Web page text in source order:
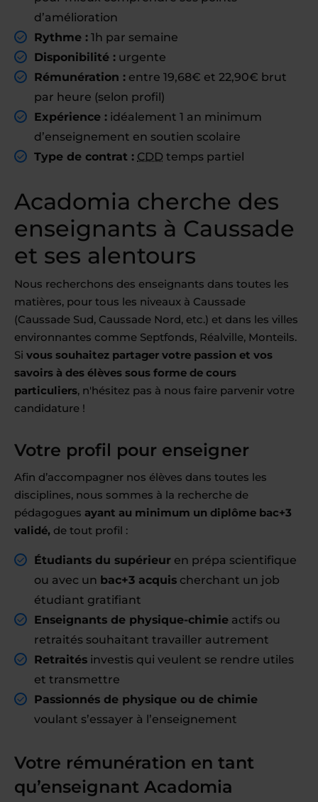
d’amélioration
Rythme : 1h par semaine
Disponibilité : urgente
Rémunération : entre 19,68€ et 22,90€ brut
par heure (selon profil)
Expérience : idéalement 1 an minimum
d’enseignement en soutien scolaire
Type de contrat : CDD temps partiel
Acadomia cherche des
enseignants à Caussade
et ses alentours
Nous recherchons des enseignants dans toutes les
matières, pour tous les niveaux à Caussade
(Caussade Sud, Caussade Nord, etc.) et dans les villes
environnantes comme Septfonds, Réalville, Monteils.
Si vous souhaitez partager votre passion et vos
savoirs à des élèves sous forme de cours
particuliers, n'hésitez pas à nous faire parvenir votre
candidature !
Votre profil pour enseigner
Afin d’accompagner nos élèves dans toutes les
disciplines, nous sommes à la recherche de
pédagogues ayant au minimum un diplôme bac+3
validé, de tout profil :
Étudiants du supérieur en prépa scientifique
ou avec un bac+3 acquis cherchant un job
étudiant gratifiant
Enseignants de physique-chimie actifs ou
retraités souhaitant travailler autrement
Retraités investis qui veulent se rendre utiles
et transmettre
Passionnés de physique ou de chimie
voulant s’essayer à l’enseignement
Votre rémunération en tant
qu’enseignant Acadomia